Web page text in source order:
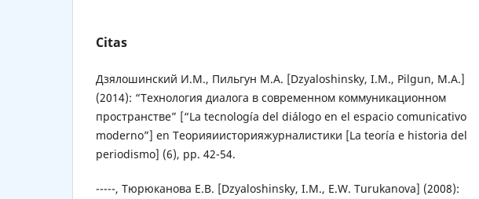
Citas
Дзялошинский И.М., Пильгун М.А. [Dzyaloshinsky, I.M., Pilgun, M.A.]
(2014): “Технология диалога в современном коммуникационном
пространстве” [“La tecnología del diálogo en el espacio comunicativo
moderno”] en Теорияиисторияжурналистики [La teoría e historia del
periodismo] (6), pp. 42-54.
-----, Тюрюканова Е.В. [Dzyaloshinsky, I.M., E.W. Turukanova] (2008):